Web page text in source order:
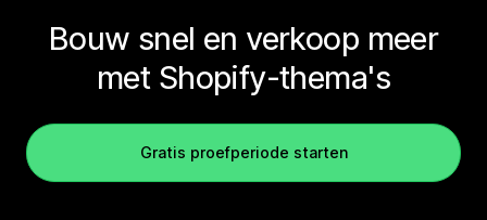
Bouw snel en verkoop meer
met Shopify-thema's
Gratis proefperiode starten